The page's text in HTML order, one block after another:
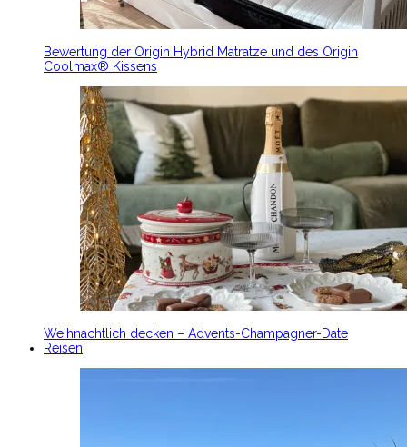
Bewertung der Origin Hybrid Matratze und des Origin
Coolmax® Kissens
Weihnachtlich decken – Advents-Champagner-Date
Reisen